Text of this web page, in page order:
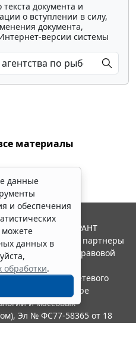
документа и
о вступлении в силу,
документа,
версии системы
материалы
данные
и обеспечения
можете
данных в
обработки.
Система ГАРАНТ
"Гарант" и ее партнеры
ассоциации правовой
в качестве сетевого
по надзору в сфере
и массовых
Эл № ФС77-58365 от 18